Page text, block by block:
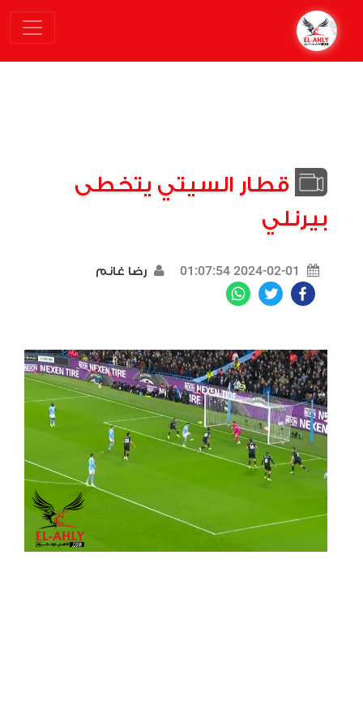
قطار السيتي يتخطى
بيرنلي
2024-02-01 01:07:54 رضا غانم
Facebook
Twitter